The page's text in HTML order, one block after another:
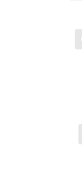
© 2026 Viva City